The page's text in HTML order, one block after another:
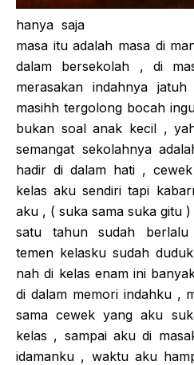
hanya saja
masa itu adalah masa di
dalam bersekolah , di
merasakan indahnya
masihh tergolong bocah
bukan soal anak kecil ,
semangat sekolahnya
hadir di dalam hati ,
kelas aku sendiri tapi
aku , ( suka sama suka gitu )
satu tahun sudah
temen kelasku sudah
nah di kelas enam ini
di dalam memori indahku ,
sama cewek yang aku
kelas , sampai aku di
idamanku , waktu aku